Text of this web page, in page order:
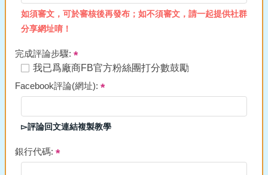
如須審文，可於審核後再發布；如不須審文，請一起提供社群
分享網址唷！
完成評論步驟:
我已爲廠商FB官方粉絲團打分數鼓勵
Facebook評論(網址):
▻評論回文連結複製教學
銀行代碼: